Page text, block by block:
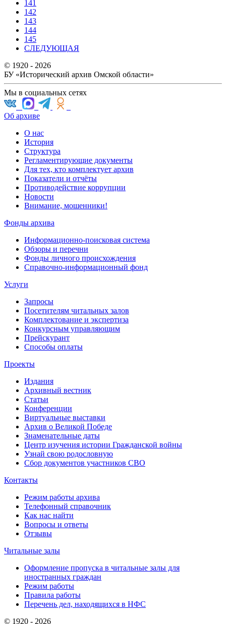
141
142
143
144
145
СЛЕДУЮЩАЯ
© 1920 - 2026
БУ «Исторический архив Омской области»
Мы в социальных сетях
Об архиве
О нас
История
Структура
Регламентирующие документы
Для тех, кто комплектует архив
Показатели и отчёты
Противодействие коррупции
Новости
Внимание, мошенники!
Фонды архива
Информационно-поисковая система
Обзоры и перечни
Фонды личного происхождения
Справочно-информационный фонд
Услуги
Запросы
Посетителям читальных залов
Комплектование и экспертиза
Конкурсным управляющим
Прейскурант
Способы оплаты
Проекты
Издания
Архивный вестник
Статьи
Конференции
Виртуальные выставки
Архив о Великой Победе
Знаменательные даты
Центр изучения истории Гражданской войны
Узнай свою родословную
Сбор документов участников СВО
Контакты
Режим работы архива
Телефонный справочник
Как нас найти
Вопросы и ответы
Отзывы
Читальные залы
Оформление пропуска в читальные залы для
иностранных граждан
Режим работы
Правила работы
Перечень дел, находящихся в НФС
© 1920 - 2026